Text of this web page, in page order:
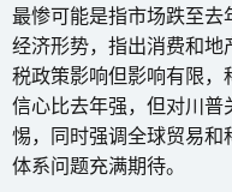
最惨可能是指市场跌至
经济形势，指出消费和
税政策影响但影响有限
信心比去年强，但对川
惕，同时强调全球贸易
体系问题充满期待。